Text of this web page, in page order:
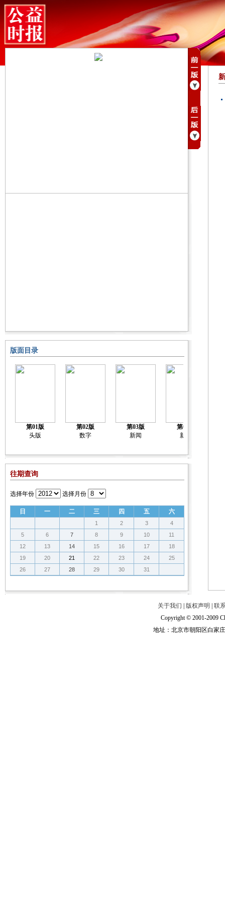
版面目录
第01版
头版
第02版
数字
第03版
新闻
第04版
新闻
往期查询
选择年份 选择月份
日 一 二 三 四 五 六
1 2 3
4
5
6 7 8 9 10
11
12
13 14 15 16 17
18
19
20 21 22 23 24
25
26
27 28 29 30 31
关于我们 版权声明
联
Copyright © 2001-2009
地址：北京市朝阳区白家